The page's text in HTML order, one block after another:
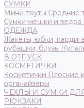
СУМКИ
Мини-тоуты Средние
Сумки-мешки и ведра
ОДЕЖДА
Жакеты, юбки,
рубашки, блузы
В ОТПУСК
КОСМЕТИЧКИ
Косметички Плоские
органайзеры
ЧЕХЛЫ И СУМКИ
РЮКЗАКИ